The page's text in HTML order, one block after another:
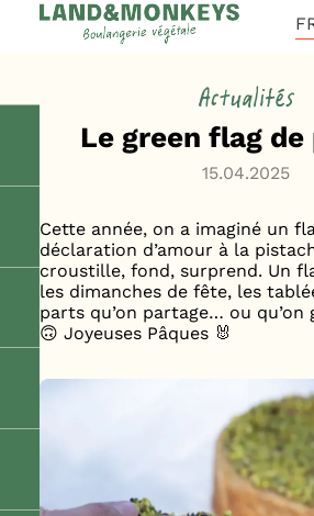
Panneau de gestion des cookies
Accueil
Actualités
Le green flag de
15.04.2025
Cette année, on a imaginé un
déclaration d’amour à la
croustille, fond, surprend. Un
les dimanches de fête, les
parts qu’on partage… ou qu’on
🙃 Joyeuses Pâques 🐰